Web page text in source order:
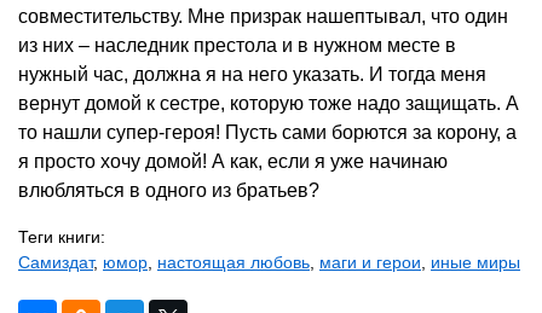
совместительству. Мне призрак нашептывал, что один
из них – наследник престола и в нужном месте в
нужный час, должна я на него указать. И тогда меня
вернут домой к сестре, которую тоже надо защищать. А
то нашли супер-героя! Пусть сами борются за корону, а
я просто хочу домой! А как, если я уже начинаю
влюбляться в одного из братьев?
Теги книги:
Самиздат, юмор, настоящая любовь, маги и герои, иные миры